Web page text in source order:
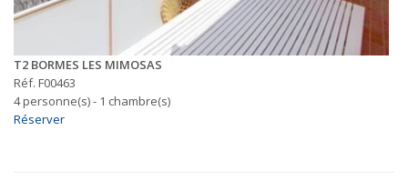
T2 BORMES LES MIMOSAS
Réf. F00463
4 personne(s) - 1 chambre(s)
Réserver